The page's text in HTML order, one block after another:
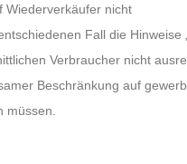
Wiederverkäufer nicht
Fall die Hinweise
Verbraucher nicht
Beschränkung auf